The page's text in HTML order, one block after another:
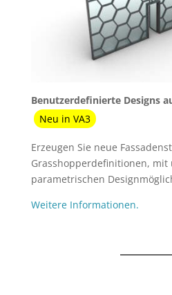
Benutzerdefinierte Designs
Neu in VA3
Erzeugen Sie neue
Grasshopperdefinitionen, mit
parametrischen
Weitere Informationen.